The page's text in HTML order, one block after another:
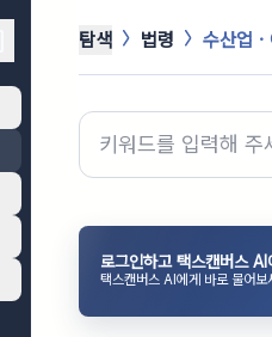
탐색 법령 수산업
로그인하고 택스캔버스
택스캔버스 AI에게 바로 물어보